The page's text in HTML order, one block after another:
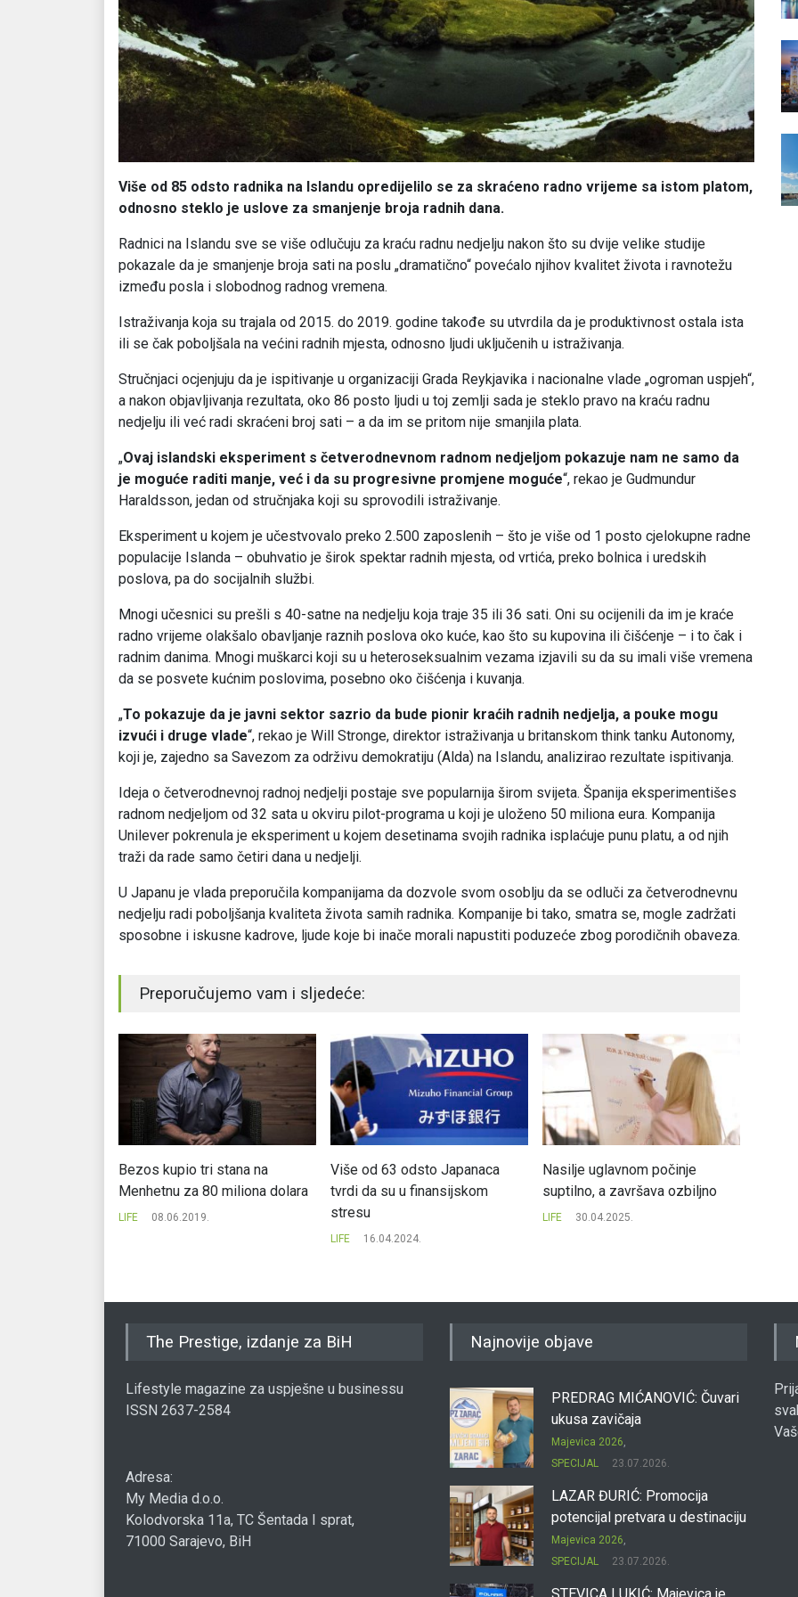
Više od 85 odsto radnika na Islandu opredijelilo se za skraćeno radno vrijeme sa istom platom,
odnosno steklo je uslove za smanjenje broja radnih dana.
Radnici na Islandu sve se više odlučuju za kraću radnu nedjelju nakon što su dvije velike studije
pokazale da je smanjenje broja sati na poslu „dramatično“ povećalo njihov kvalitet života i ravnotežu
između posla i slobodnog radnog vremena.
Istraživanja koja su trajala od 2015. do 2019. godine takođe su utvrdila da je produktivnost ostala ista
ili se čak poboljšala na većini radnih mjesta, odnosno ljudi uključenih u istraživanja.
Stručnjaci ocjenjuju da je ispitivanje u organizaciji Grada Reykjavika i nacionalne vlade „ogroman uspjeh“,
a nakon objavljivanja rezultata, oko 86 posto ljudi u toj zemlji sada je steklo pravo na kraću radnu
nedjelju ili već radi skraćeni broj sati – a da im se pritom nije smanjila plata.
„Ovaj islandski eksperiment s četverodnevnom radnom nedjeljom pokazuje nam ne samo da
je moguće raditi manje, već i da su progresivne promjene moguće“, rekao je Gudmundur
Haraldsson, jedan od stručnjaka koji su sprovodili istraživanje.
Eksperiment u kojem je učestvovalo preko 2.500 zaposlenih – što je više od 1 posto cjelokupne radne
populacije Islanda – obuhvatio je širok spektar radnih mjesta, od vrtića, preko bolnica i uredskih
poslova, pa do socijalnih službi.
Mnogi učesnici su prešli s 40-satne na nedjelju koja traje 35 ili 36 sati. Oni su ocijenili da im je kraće
radno vrijeme olakšalo obavljanje raznih poslova oko kuće, kao što su kupovina ili čišćenje – i to čak i
radnim danima. Mnogi muškarci koji su u heteroseksualnim vezama izjavili su da su imali više vremena
da se posvete kućnim poslovima, posebno oko čišćenja i kuvanja.
„To pokazuje da je javni sektor sazrio da bude pionir kraćih radnih nedjelja, a pouke mogu
izvući i druge vlade“, rekao je Will Stronge, direktor istraživanja u britanskom think tanku Autonomy,
koji je, zajedno sa Savezom za održivu demokratiju (Alda) na Islandu, analizirao rezultate ispitivanja.
Ideja o četverodnevnoj radnoj nedjelji postaje sve popularnija širom svijeta. Španija eksperimentišes
radnom nedjeljom od 32 sata u okviru pilot-programa u koji je uloženo 50 miliona eura. Kompanija
Unilever pokrenula je eksperiment u kojem desetinama svojih radnika isplaćuje punu platu, a od njih
traži da rade samo četiri dana u nedjelji.
U Japanu je vlada preporučila kompanijama da dozvole svom osoblju da se odluči za četverodnevnu
nedjelju radi poboljšanja kvaliteta života samih radnika. Kompanije bi tako, smatra se, mogle zadržati
sposobne i iskusne kadrove, ljude koje bi inače morali napustiti poduzeće zbog porodičnih obaveza.
Preporučujemo vam i sljedeće:
Bezos kupio tri stana na
Menhetnu za 80 miliona dolara
LIFE 08.06.2019.
Više od 63 odsto Japanaca
tvrdi da su u finansijskom
stresu
LIFE 16.04.2024.
Nasilje uglavnom počinje
suptilno, a završava ozbiljno
LIFE 30.04.2025.
The Prestige, izdanje za BiH
Lifestyle magazine za uspješne u businessu
ISSN 2637-2584
Adresa:
My Media d.o.o.
Kolodvorska 11a, TC Šentada I sprat,
71000 Sarajevo, BiH
Najnovije objave
PREDRAG MIĆANOVIĆ: Čuvari
ukusa zavičaja
Majevica 2026
SPECIJAL
23.07.2026.
LAZAR ĐURIĆ: Promocija
potencijal pretvara u destinaciju
Majevica 2026
SPECIJAL
23.07.2026.
STEVICA LUKIĆ: Majevica je